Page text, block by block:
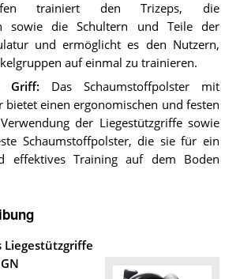
trainiert den Trizeps, die
sowie die Schultern und Teile der
und ermöglicht es den Nutzern,
auf einmal zu trainieren.
Griff: Das Schaumstoffpolster mit
bietet einen ergonomischen und festen
der Liegestützgriffe sowie
Schaumstoffpolster, die sie für ein
effektives Training auf dem Boden
Liegestützgriffe